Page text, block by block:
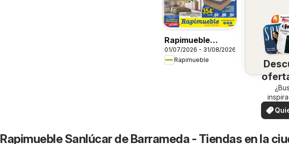
Rapimueble
Folleto
01/07/2026 - 31/08/2026
Rapimueble
su
¡Vea
en su
ver
Rapimueble Sanlúcar de Barrameda - Tiendas en la